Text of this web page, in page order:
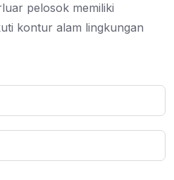
pelosok memiliki
kontur alam lingkungan